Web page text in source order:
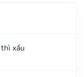
xấu